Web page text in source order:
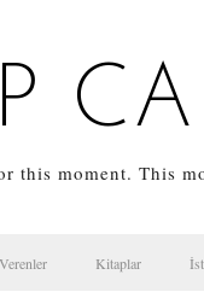
this moment. This
Kitaplar